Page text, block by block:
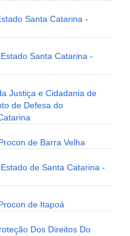
Santa Catarina -
Santa Catarina -
Justiça e Cidadania de
de Defesa do
de Barra Velha
de Santa Catarina -
de Itapoá
Dos Direitos Do